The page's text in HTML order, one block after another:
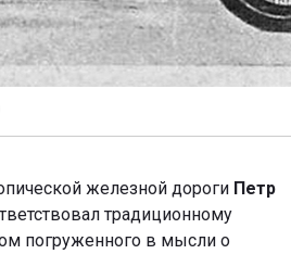
железной дороги Петр
традиционному
погруженного в мысли о